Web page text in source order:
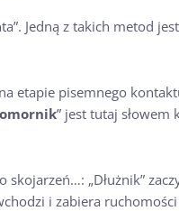
Jedną z takich metod jest
etapie pisemnego
” jest tutaj słowem
„Dłużnik”
i zabiera